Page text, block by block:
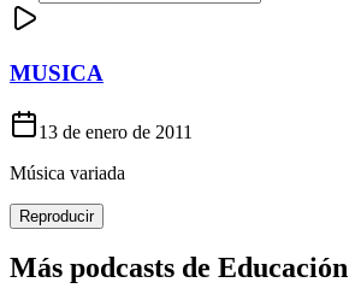
MUSICA
13 de enero de 2011
Música variada
Reproducir
Más podcasts de Educación